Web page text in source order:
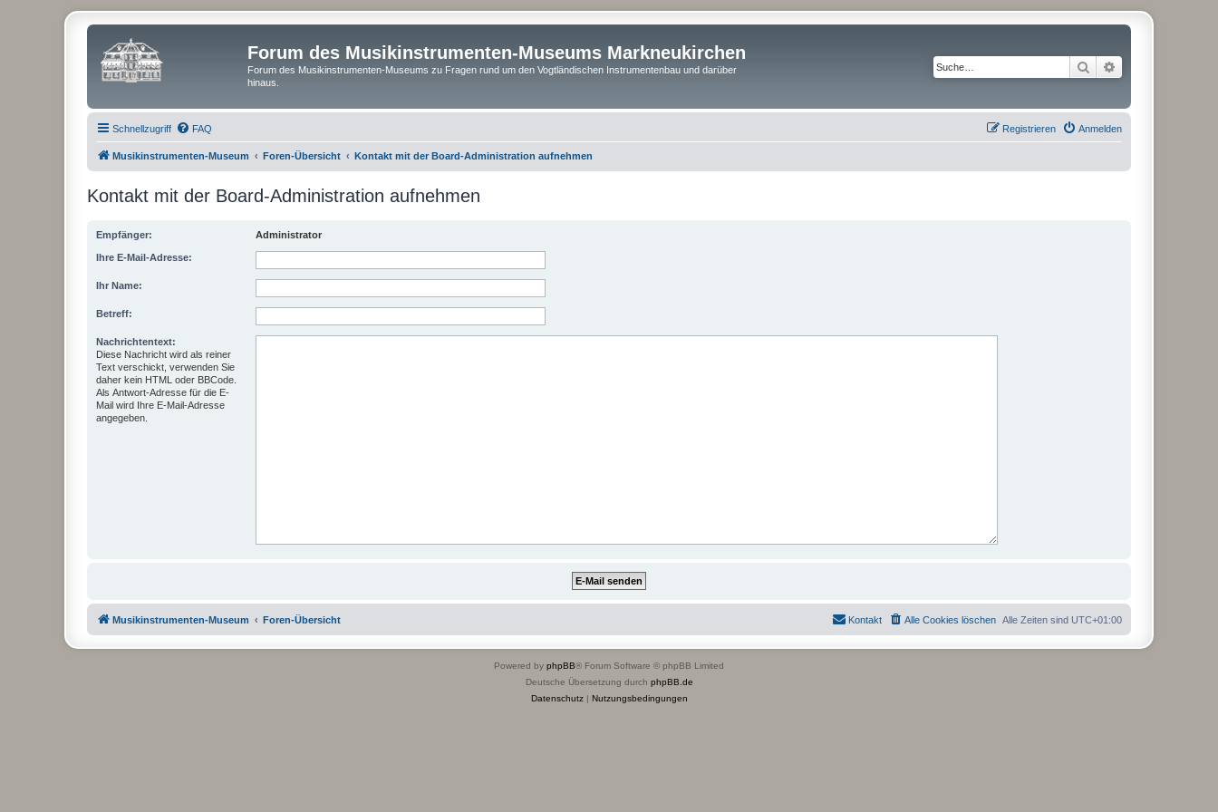
Forum des Musikinstrumenten-Museums Markneukirchen
Forum des Musikinstrumenten-Museums zu Fragen rund um den Vogtländischen Instrumentenbau und darüber
hinaus.
Suche
Schnellzugriff FAQ Anmelden
Registrieren
Musikinstrumenten-Museum Foren-Übersicht Kontakt mit der Board-Administration aufnehmen
Kontakt mit der Board-Administration aufnehmen
Empfänger: Administrator
Ihre E-Mail-Adresse:
Ihr Name:
Betreff:
Nachrichtentext:
Diese Nachricht wird als reiner
Text verschickt, verwenden Sie
daher kein HTML oder BBCode.
Als Antwort-Adresse für die E-
Mail wird Ihre E-Mail-Adresse
angegeben.
Musikinstrumenten-Museum Foren-Übersicht Alle Zeiten sind UTC+01:00
Alle Cookies löschen
Kontakt
Powered by phpBB® Forum Software © phpBB Limited
Deutsche Übersetzung durch phpBB.de
Datenschutz| Nutzungsbedingungen